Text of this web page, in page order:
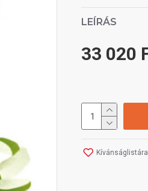
LEÍRÁS
33 020
Kívánságlistára